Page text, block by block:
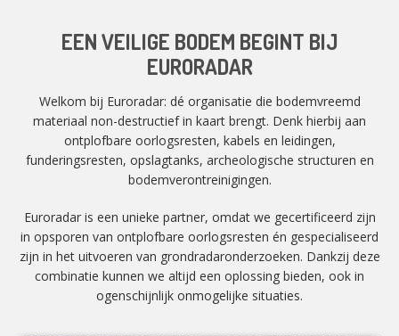
EEN VEILIGE BODEM BEGINT BIJ
EURORADAR
Welkom bij Euroradar: dé organisatie die bodemvreemd
materiaal non-destructief in kaart brengt. Denk hierbij aan
ontplofbare oorlogsresten, kabels en leidingen,
funderingsresten, opslagtanks, archeologische structuren en
bodemverontreinigingen.
Euroradar is een unieke partner, omdat we gecertificeerd zijn
in opsporen van ontplofbare oorlogsresten én gespecialiseerd
zijn in het uitvoeren van grondradaronderzoeken. Dankzij deze
combinatie kunnen we altijd een oplossing bieden, ook in
ogenschijnlijk onmogelijke situaties.